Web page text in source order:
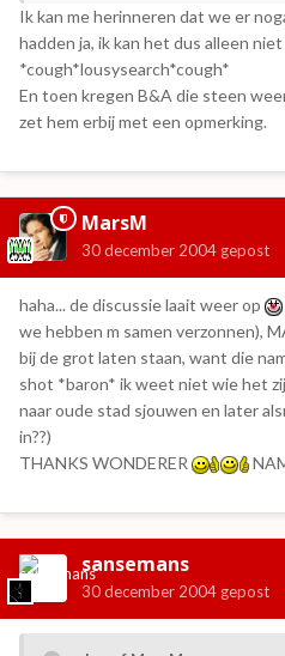
Ik kan me herinneren dat we er
hadden ja, ik kan het dus alleen
*cough*lousysearch*cough*
En toen kregen B&A die steen
zet hem erbij met een opmerking.
MarsM
30 december 2004 gepost
haha... de discussie laait weer op
we hebben m samen verzonnen),
bij de grot laten staan, want die
shot *baron* ik weet niet wie het
naar oude stad sjouwen en later
in??)
THANKS WONDERER
sansemans
30 december 2004 gepost